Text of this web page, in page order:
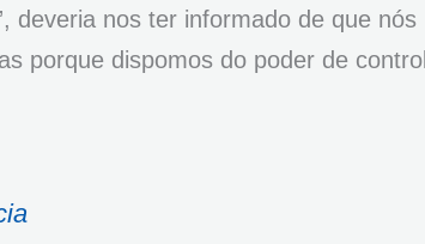
deveria nos ter informado de que nós
porque dispomos do poder de